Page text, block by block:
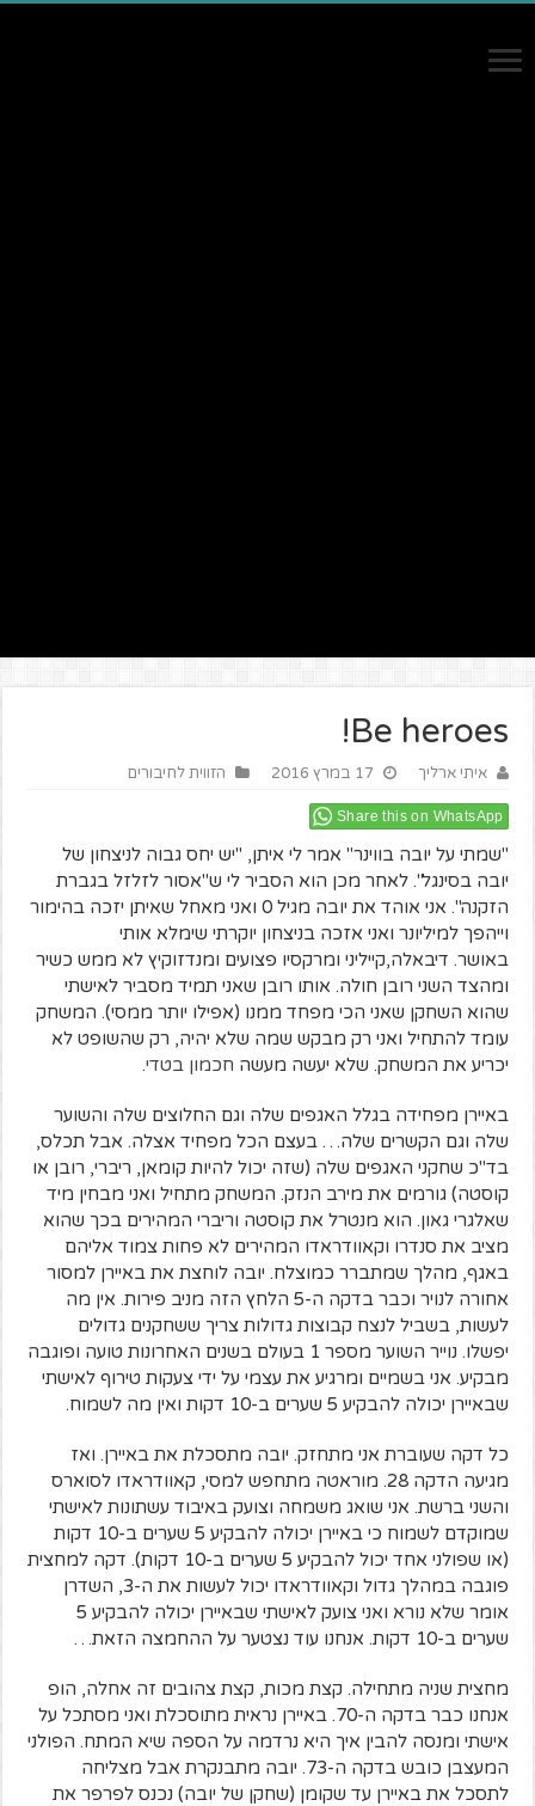
Be heroes!
איתי ארליך 17 במרץ 2016 הזווית לחיבורים
Share this on WhatsApp
"שמתי על יובה בווינר" אמר לי איתן, "יש יחס גבוה לניצחון של
יובה בסינגל". לאחר מכן הוא הסביר לי ש"אסור לזלזל בגברת
הזקנה". אני אוהד את יובה מגיל 0 ואני מאחל שאיתן יזכה בהימור
וייהפך למיליונר ואני אזכה בניצחון יוקרתי שימלא אותי
באושר. דיבאלה,קייליני ומרקסיו פצועים ומנדזוקיץ לא ממש כשיר
ומהצד השני רובן חולה. אותו רובן שאני תמיד מסביר לאישתי
שהוא השחקן שאני הכי מפחד ממנו (אפילו יותר ממסי). המשחק
עומד להתחיל ואני רק מבקש שמה שלא יהיה, רק שהשופט לא
יכריע את המשחק. שלא יעשה מעשה חכמון בטדי.
באיירן מפחידה בגלל האגפים שלה וגם החלוצים שלה והשוער
שלה וגם הקשרים שלה… בעצם הכל מפחיד אצלה. אבל תכלס,
בד"כ שחקני האגפים שלה (שזה יכול להיות קומאן, ריברי, רובן או
קוסטה) גורמים את מירב הנזק. המשחק מתחיל ואני מבחין מיד
שאלגרי גאון. הוא מנטרל את קוסטה וריברי המהירים בכך שהוא
מציב את סנדרו וקאוודראדו המהירים לא פחות צמוד אליהם
באגף, מהלך שמתברר כמוצלח. יובה לוחצת את באיירן למסור
אחורה לנויר וכבר בדקה ה-5 הלחץ הזה מניב פירות. אין מה
לעשות, בשביל לנצח קבוצות גדולות צריך ששחקנים גדולים
יפשלו. נוייר השוער מספר 1 בעולם בשנים האחרונות טועה ופוגבה
מבקיע. אני בשמיים ומרגיע את עצמי על ידי צעקות טירוף לאישתי
שבאיירן יכולה להבקיע 5 שערים ב-10 דקות ואין מה לשמוח.
כל דקה שעוברת אני מתחזק. יובה מתסכלת את באיירן. ואז
מגיעה הדקה 28. מוראטה מתחפש למסי, קאוודראדו לסוארס
והשני ברשת. אני שואג משמחה וצועק באיבוד עשתונות לאישתי
שמוקדם לשמוח כי באיירן יכולה להבקיע 5 שערים ב-10 דקות
(או שפולני אחד יכול להבקיע 5 שערים ב-10 דקות). דקה למחצית
פוגבה במהלך גדול וקאוודראדו יכול לעשות את ה-3, השדרן
אומר שלא נורא ואני צועק לאישתי שבאיירן יכולה להבקיע 5
שערים ב-10 דקות. אנחנו עוד נצטער על ההחמצה הזאת…
מחצית שניה מתחילה. קצת מכות, קצת צהובים זה אחלה, הופ
אנחנו כבר בדקה ה-70. באיירן נראית מתוסכלת ואני מסתכל על
אישתי ומנסה להבין איך היא נרדמה על הספה שיא המתח. הפולני
המעצבן כובש בדקה ה-73. יובה מתבנקרת אבל מצליחה
לתסכל את באיירן עד שקומן (שחקן של יובה) נכנס לפרפר את